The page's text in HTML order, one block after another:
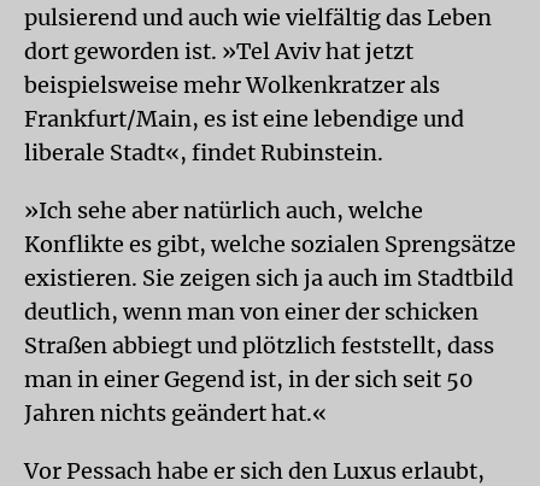
pulsierend und auch wie vielfältig das Leben
dort geworden ist. »Tel Aviv hat jetzt
beispielsweise mehr Wolkenkratzer als
Frankfurt/Main, es ist eine lebendige und
liberale Stadt«, findet Rubinstein.
»Ich sehe aber natürlich auch, welche
Konflikte es gibt, welche sozialen Sprengsätze
existieren. Sie zeigen sich ja auch im Stadtbild
deutlich, wenn man von einer der schicken
Straßen abbiegt und plötzlich feststellt, dass
man in einer Gegend ist, in der sich seit 50
Jahren nichts geändert hat.«
Vor Pessach habe er sich den Luxus erlaubt,